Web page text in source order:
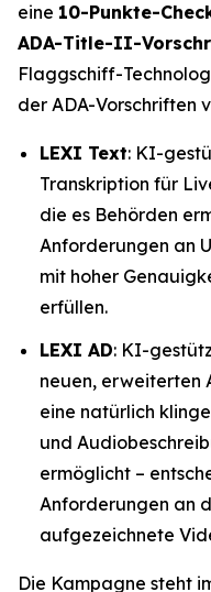
eine 10-Punkte-
ADA-Title-II-
Flaggschiff-
der ADA-Vorschriften
LEXI Text: KI-
Transkription für
die es Behörden
Anforderungen an
mit hoher
erfüllen.
LEXI AD: KI-
neuen, erweiterten
eine natürlich
und
ermöglicht –
Anforderungen an
aufgezeichnete
Die Kampagne steht